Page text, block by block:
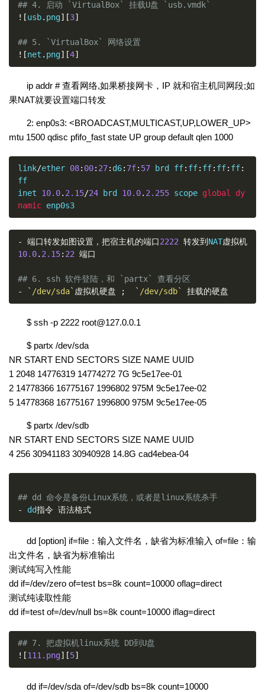
## 4. 启动 `VirtualBox` 挂载U盘 `usb.vmdk`
![usb. png][3]
## 5. `VirtualBox` 网络设置
![net . png][4]
ip addr # 查看网络,如果桥接网卡，IP 就和宿主机同网段;如
果NAT就要设置端口转发
2: enp0s3: <BROADCAST,MULTICAST,UP,LOWER_UP>
mtu 1500 qdisc pfifo_fast state UP group default qlen 1000
link/ether 08: 00: 27: d6: 7f: 57 brd ff: ff: ff: ff: ff:
ff
inet 10.0. 2.15/24 brd 10.0. 2.255 scope global
dy
namic enp0s3
- 端口转发如图设置，把宿主机的端口2222 转发到 NAT虚拟机
10.0. 2.15: 22 端口
## 6. ssh 软件登陆，和 `partx` 查看分区
-
`/dev/sda` 虚拟机硬盘 ; `/dev/sdb` 挂载的硬盘
$ ssh -p 2222 root@127.0.0.1
$ partx /dev/sda
NR START END SECTORS SIZE NAME UUID
1 2048 14776319 14774272 7G 9c5e17ee-01
2 14778366 16775167 1996802 975M 9c5e17ee-02
5 14778368 16775167 1996800 975M 9c5e17ee-05
$ partx /dev/sdb
NR START END SECTORS SIZE NAME UUID
4 256 30941183 30940928 14.8G cad4ebea-04
## dd 命令是备份Linux系统，或者是linux系统杀手
-
dd指令 语法格式
dd [option] if=file：输入文件名，缺省为标准输入 of=file：输
出文件名，缺省为标准输出
测试纯写入性能
dd if=/dev/zero of=test bs=8k count=10000 oflag=direct
测试纯读取性能
dd if=test of=/dev/null bs=8k count=10000 iflag=direct
## 7. 把虚拟机linux系统 DD到U盘
![111.png][5]
dd if=/dev/sda of=/dev/sdb bs=8k count=10000